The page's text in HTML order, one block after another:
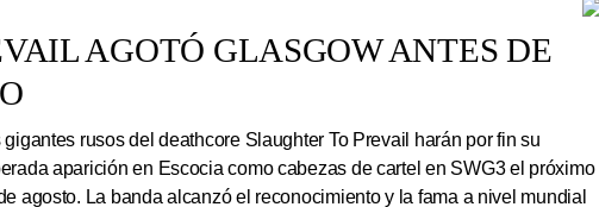
AGOTÓ GLASGOW ANTES DE
gigantes rusos del deathcore Slaughter To Prevail harán por fin su
aparición en Escocia como cabezas de cartel en SWG3 el próximo
agosto. La banda alcanzó el reconocimiento y la fama a nivel mundial